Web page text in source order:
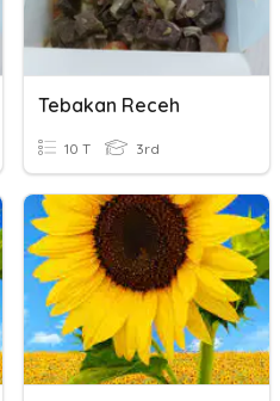
Tebakan Receh
10 T 3rd